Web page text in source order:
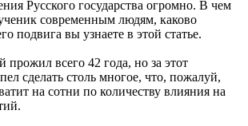
Русского государства огромно. В чем
современным людям, каково
подвига вы узнаете в этой статье.
прожил всего 42 года, но за этот
сделать столь многое, что, пожалуй,
на сотни по количеству влияния на